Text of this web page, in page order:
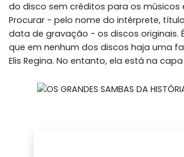
do disco sem créditos para os músicos
Procurar - pelo nome do intérprete,
data de gravação - os discos originais.
que em nenhum dos discos haja uma
Elis Regina. No entanto, ela está na